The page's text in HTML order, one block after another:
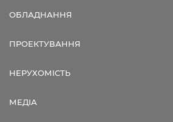
ОБЛАДНАННЯ
ПРОЕКТУВАННЯ
НЕРУХОМІСТЬ
МЕДІА